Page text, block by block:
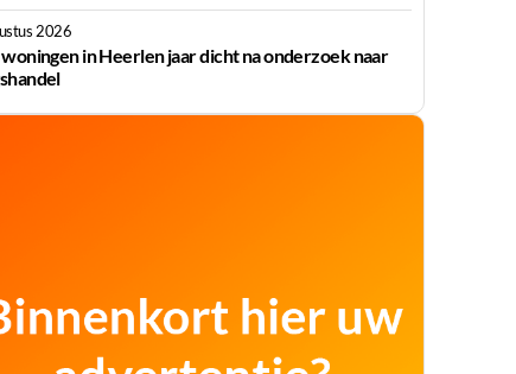
2026
in Heerlen jaar dicht na onderzoek naar